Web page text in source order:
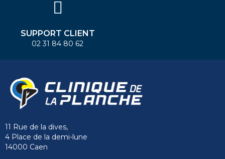
SUPPORT CLIENT
02 31 84 80 62
11 Rue de la dives,
4 Place de la demi-lune
14000 Caen